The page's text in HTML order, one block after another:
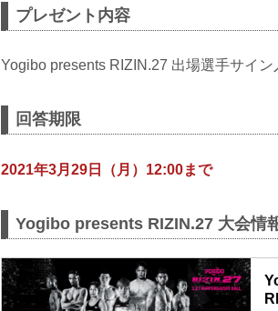
プレゼント内容
Yogibo presents RIZIN.27 出場選手サイ
回答期限
2021年3月29日（月）12:00まで
Yogibo presents RIZIN.27 大会情